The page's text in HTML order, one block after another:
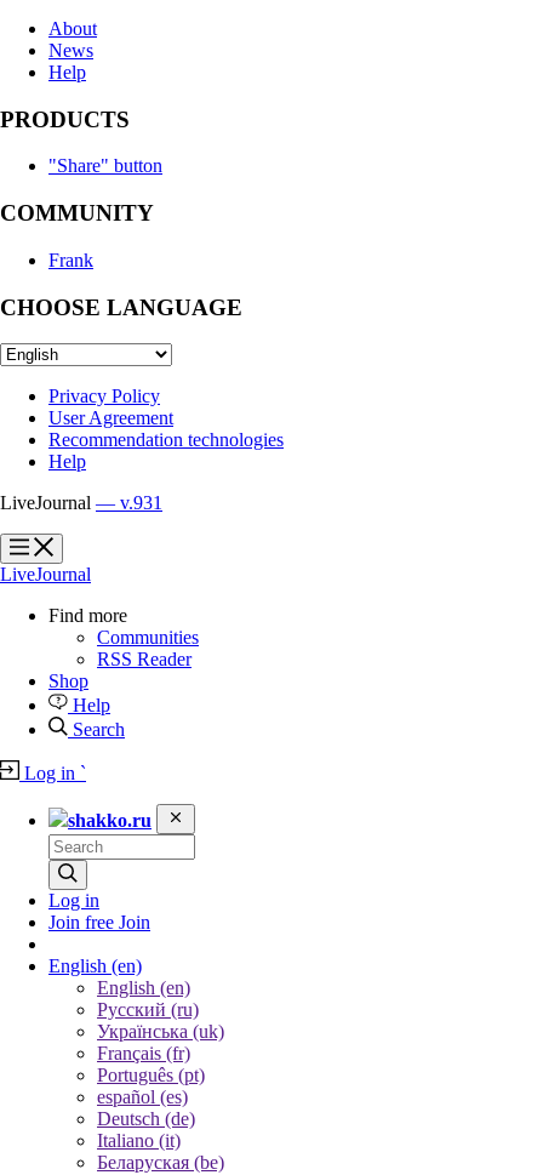
About
News
Help
PRODUCTS
"Share" button
COMMUNITY
Frank
CHOOSE LANGUAGE
Privacy Policy
User Agreement
Recommendation technologies
Help
LiveJournal — v.931
?
?
LiveJournal
Find more
Communities
RSS Reader
Shop
Help
Search
Log in `
shakko.ru
Log in
Join free Join
English (en)
English (en)
Русский (ru)
Українська (uk)
Français (fr)
Português (pt)
español (es)
Deutsch (de)
Italiano (it)
Беларуская (be)